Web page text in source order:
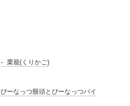
栗籠(くりかご)
ぴーなっつ饅頭とぴーなっつパイ